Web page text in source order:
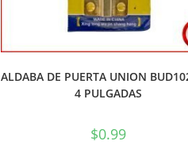
ALDABA DE PUERTA UNION
4 PULGADAS
$0.99